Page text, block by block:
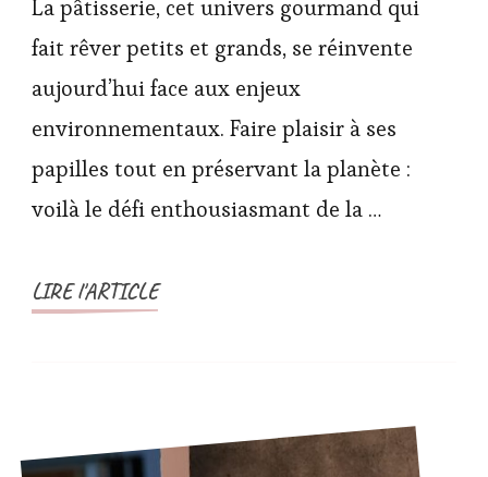
La pâtisserie, cet univers gourmand qui
fait rêver petits et grands, se réinvente
aujourd’hui face aux enjeux
environnementaux. Faire plaisir à ses
papilles tout en préservant la planète :
voilà le défi enthousiasmant de la …
LIRE l'ARTICLE